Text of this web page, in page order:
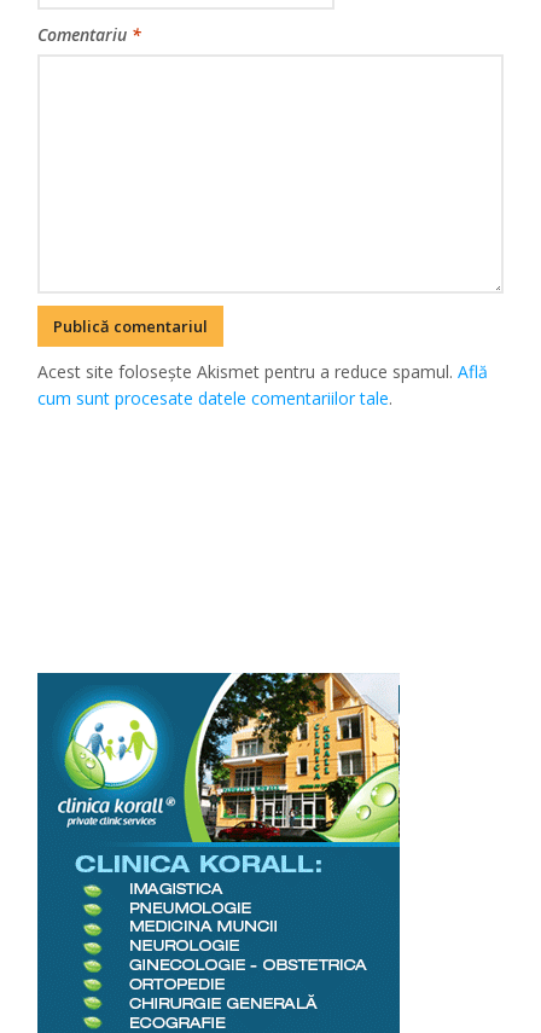
Comentariu *
Acest site folosește Akismet pentru a reduce spamul.Află
cum sunt procesate datele comentariilor tale.